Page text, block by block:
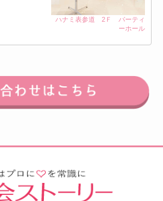
ハナミ表参道 2Ｆ パーティ
ーホール